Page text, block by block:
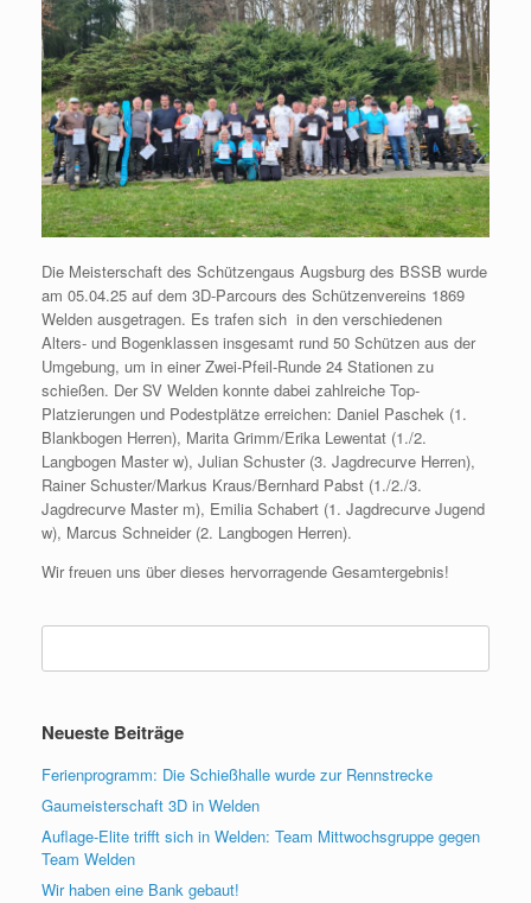
Die Meisterschaft des Schützengaus Augsburg des BSSB wurde
am 05.04.25 auf dem 3D-Parcours des Schützenvereins 1869
Welden ausgetragen. Es trafen sich in den verschiedenen
Alters- und Bogenklassen insgesamt rund 50 Schützen aus der
Umgebung, um in einer Zwei-Pfeil-Runde 24 Stationen zu
schießen. Der SV Welden konnte dabei zahlreiche Top-
Platzierungen und Podestplätze erreichen: Daniel Paschek (1.
Blankbogen Herren), Marita Grimm/Erika Lewentat (1./2.
Langbogen Master w), Julian Schuster (3. Jagdrecurve Herren),
Rainer Schuster/Markus Kraus/Bernhard Pabst (1./2./3.
Jagdrecurve Master m), Emilia Schabert (1. Jagdrecurve Jugend
w), Marcus Schneider (2. Langbogen Herren).
Wir freuen uns über dieses hervorragende Gesamtergebnis!
Suchen
Neueste Beiträge
Ferienprogramm: Die Schießhalle wurde zur Rennstrecke
Gaumeisterschaft 3D in Welden
Auflage-Elite trifft sich in Welden: Team Mittwochsgruppe gegen
Team Welden
Wir haben eine Bank gebaut!